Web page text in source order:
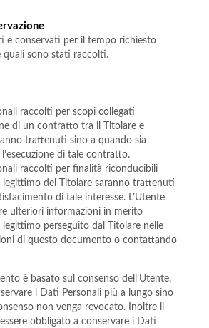
e conservati per il tempo richiesto
quali sono stati raccolti.
raccolti per scopi collegati
di un contratto tra il Titolare e
trattenuti sino a quando sia
di tale contratto.
raccolti per finalità riconducibili
legittimo del Titolare saranno trattenuti
di tale interesse. L’Utente
ulteriori informazioni in merito
legittimo perseguito dal Titolare nelle
di questo documento o contattando
è basato sul consenso dell’Utente,
i Dati Personali più a lungo sino
non venga revocato. Inoltre il
obbligato a conservare i Dati